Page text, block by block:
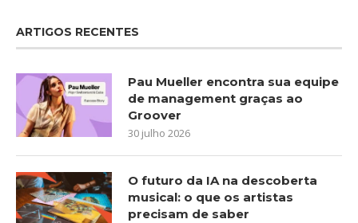
ARTIGOS RECENTES
Pau Mueller encontra sua equipe
de management graças ao
Groover
30 julho 2026
O futuro da IA na descoberta
musical: o que os artistas
precisam de saber